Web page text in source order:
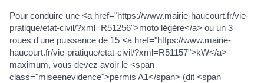
Pour conduire une <a href="https://www.mairie-haucourt.fr/vie-
pratique/etat-civil/?xml=R51256">moto légère</a> ou un 3
roues d'une puissance de 15 <a href="https://www.mairie-
haucourt.fr/vie-pratique/etat-civil/?xml=R51157">kW</a>
maximum, vous devez avoir le <span
class="miseenevidence">permis A1</span> (dit <span